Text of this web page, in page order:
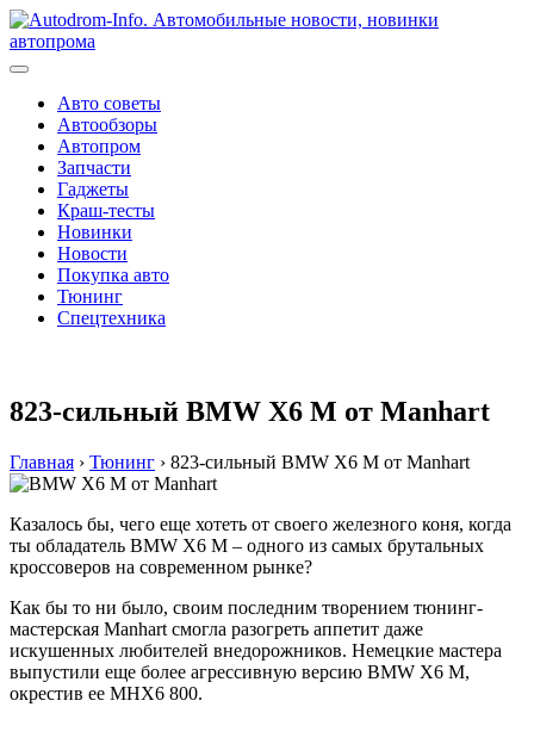
Перейти
к
содержимому
Авто советы
Автообзоры
Автопром
Запчасти
Гаджеты
Краш-тесты
Новинки
Новости
Покупка авто
Тюнинг
Спецтехника
823-сильный BMW X6 M от Manhart
Главная › Тюнинг › 823-сильный BMW X6 M от Manhart
Казалось бы, чего еще хотеть от своего железного коня, когда
ты обладатель BMW X6 M – одного из самых брутальных
кроссоверов на современном рынке?
Как бы то ни было, своим последним творением тюнинг-
мастерская Manhart смогла разогреть аппетит даже
искушенных любителей внедорожников. Немецкие мастера
выпустили еще более агрессивную версию BMW X6 M,
окрестив ее MHX6 800.